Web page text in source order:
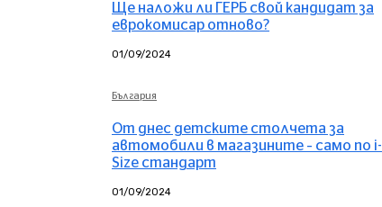
Ще наложи ли ГЕРБ свой кандидат за
еврокомисар отново?
01/09/2024
България
От днес детските столчета за
автомобили в магазините – само по i-
Size стандарт
01/09/2024